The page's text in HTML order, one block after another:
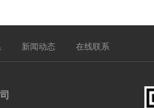
新闻动态 在线联系